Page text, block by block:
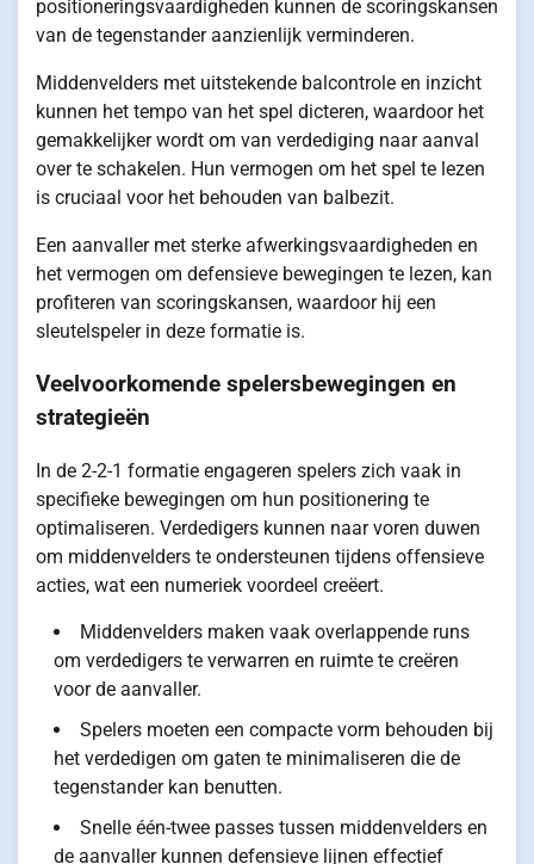
positioneringsvaardigheden kunnen de scoringskansen
van de tegenstander aanzienlijk verminderen.
Middenvelders met uitstekende balcontrole en inzicht
kunnen het tempo van het spel dicteren, waardoor het
gemakkelijker wordt om van verdediging naar aanval
over te schakelen. Hun vermogen om het spel te lezen
is cruciaal voor het behouden van balbezit.
Een aanvaller met sterke afwerkingsvaardigheden en
het vermogen om defensieve bewegingen te lezen, kan
profiteren van scoringskansen, waardoor hij een
sleutelspeler in deze formatie is.
Veelvoorkomende spelersbewegingen en
strategieën
In de 2-2-1 formatie engageren spelers zich vaak in
specifieke bewegingen om hun positionering te
optimaliseren. Verdedigers kunnen naar voren duwen
om middenvelders te ondersteunen tijdens offensieve
acties, wat een numeriek voordeel creëert.
Middenvelders maken vaak overlappende runs
om verdedigers te verwarren en ruimte te creëren
voor de aanvaller.
Spelers moeten een compacte vorm behouden bij
het verdedigen om gaten te minimaliseren die de
tegenstander kan benutten.
Snelle één-twee passes tussen middenvelders en
de aanvaller kunnen defensieve lijnen effectief